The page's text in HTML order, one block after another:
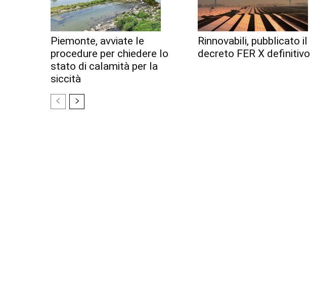
Piemonte, avviate le
procedure per chiedere lo
stato di calamità per la
siccità
Rinnovabili, pubblicato il
decreto FER X definitivo